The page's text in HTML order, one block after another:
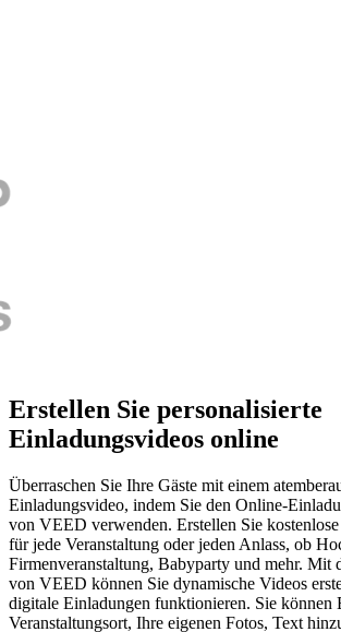
Erstellen Sie personalisierte
Einladungsvideos online
Überraschen Sie Ihre Gäste mit einem
Einladungsvideo, indem Sie den Online-
von VEED verwenden. Erstellen Sie
für jede Veranstaltung oder jeden Anlass, ob
Firmenveranstaltung, Babyparty und mehr. Mit
von VEED können Sie dynamische Videos
digitale Einladungen funktionieren. Sie können
Veranstaltungsort, Ihre eigenen Fotos, Text